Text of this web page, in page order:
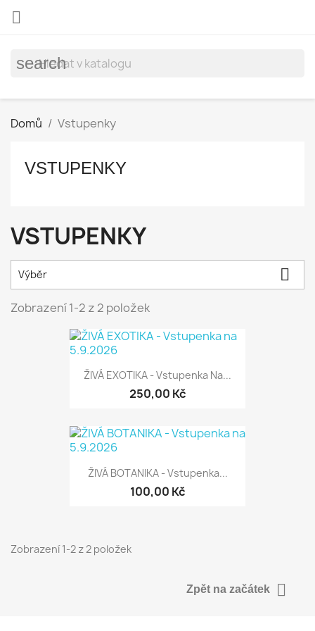

search
Domů Vstupenky
VSTUPENKY
VSTUPENKY
Výběr 
Zobrazení 1-2 z 2 položek
ŽIVÁ EXOTIKA - Vstupenka Na...
250,00 Kč
ŽIVÁ BOTANIKA - Vstupenka...
100,00 Kč
Zobrazení 1-2 z 2 položek
Zpět na začátek 